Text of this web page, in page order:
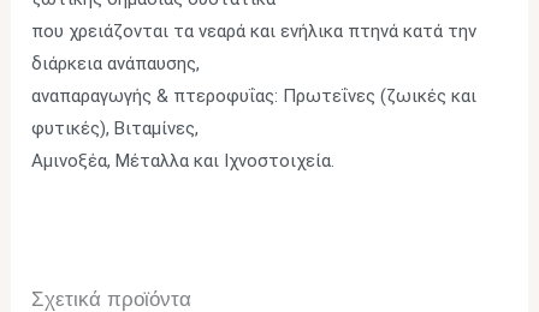
που χρειάζονται τα νεαρά και ενήλικα πτηνά κατά την
διάρκεια ανάπαυσης,
αναπαραγωγής & πτεροφυΐας: Πρωτεΐνες (ζωικές και
φυτικές), Βιταμίνες,
Αμινοξέα, Μέταλλα και Ιχνοστοιχεία.
Σχετικά προϊόντα